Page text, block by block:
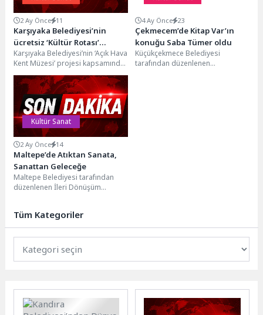
2 Ay Önce 11
Karşıyaka Belediyesi’nin
ücretsiz ‘Kültür Rotası’
turlarına büyük ilgi
Karşıyaka Belediyesi’nin ‘Açık Hava
Kent Müzesi’ projesi kapsamında
ücretsiz olarak düzenlediği
rehberli tur programları büyük...
4 Ay Önce 23
Çekmecem’de Kitap Var’ın
konuğu Saba Tümer oldu
Küçükçekmece Belediyesi
tarafından düzenlenen
Kültür Sanat
2 Ay Önce 14
Maltepe’de Atıktan Sanata,
Sanattan Geleceğe
Maltepe Belediyesi tarafından
düzenlenen İleri Dönüşüm
süslenerek broş...
Tüm Kategoriler